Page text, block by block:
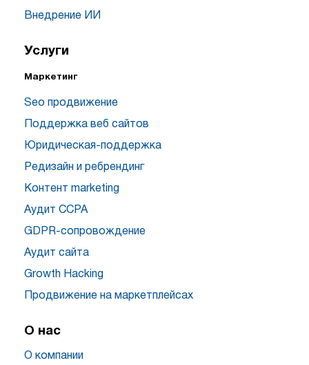
Внедрение ИИ
Услуги
Маркетинг
Seo продвижение
Поддержка веб сайтов
Юридическая-поддержка
Редизайн и ребрендинг
Контент marketing
Аудит CCPA
GDPR-сопровождение
Аудит сайта
Growth Hacking
Продвижение на маркетплейсах
О нас
О компании